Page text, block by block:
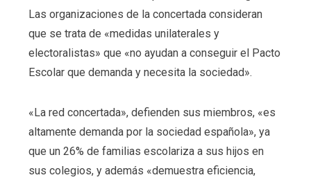
Las organizaciones de la concertada consideran
que se trata de «medidas unilaterales y
electoralistas» que «no ayudan a conseguir el Pacto
Escolar que demanda y necesita la sociedad».
«La red concertada», defienden sus miembros, «es
altamente demanda por la sociedad española», ya
que un 26% de familias escolariza a sus hijos en
sus colegios, y además «demuestra eficiencia,